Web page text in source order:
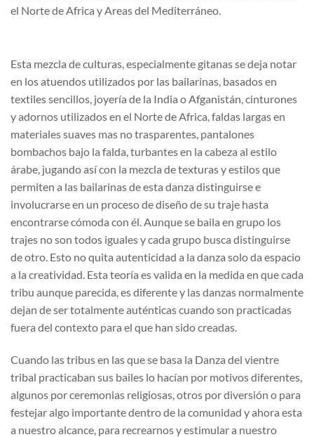
el Norte de Africa y Areas del Mediterráneo.
Esta mezcla de culturas, especialmente gitanas se deja notar
en los atuendos utilizados por las bailarinas, basados en
textiles sencillos, joyería de la India o Afganistán, cinturones
y adornos utilizados en el Norte de Africa, faldas largas en
materiales suaves mas no trasparentes, pantalones
bombachos bajo la falda, turbantes en la cabeza al estilo
árabe, jugando así con la mezcla de texturas y estilos que
permiten a las bailarinas de esta danza distinguirse e
involucrarse en un proceso de diseño de su traje hasta
encontrarse cómoda con él. Aunque se baila en grupo los
trajes no son todos iguales y cada grupo busca distinguirse
de otro. Esto no quita autenticidad a la danza solo da espacio
a la creatividad. Esta teoría es valida en la medida en que cada
tribu aunque parecida, es diferente y las danzas normalmente
dejan de ser totalmente auténticas cuando son practicadas
fuera del contexto para el que han sido creadas.
Cuando las tribus en las que se basa la Danza del vientre
tribal practicaban sus bailes lo hacían por motivos diferentes,
algunos por ceremonias religiosas, otros por diversión o para
festejar algo importante dentro de la comunidad y ahora esta
a nuestro alcance, para recrearnos y estimular a nuestro